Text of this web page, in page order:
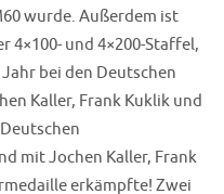
wurde. Außerdem ist
4×100- und 4×200-Staffel,
bei den Deutschen
Kaller, Frank Kuklik und
mit Jochen Kaller, Frank
erkämpfte! Zwei